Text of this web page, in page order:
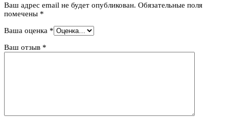
Ваш адрес email не будет опубликован. Обязательные поля
помечены *
Ваша оценка *
Ваш отзыв *